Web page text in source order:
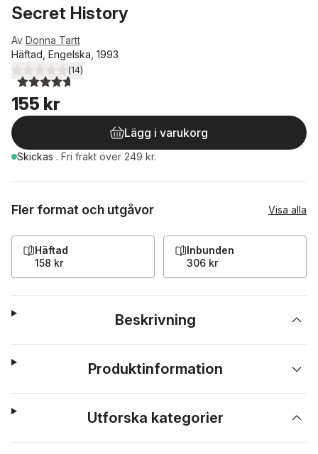
Secret History
Av Donna Tartt
Häftad, Engelska, 1993
4,7utav 5 stjärnor. Totalt antal röster:
(14)
155 kr
Lägg i varukorg
Skickas . Fri frakt över 249 kr.
Fler format och utgåvor Visa alla
Häftad
158 kr
Inbunden
306 kr
Beskrivning
Produktinformation
Utforska kategorier